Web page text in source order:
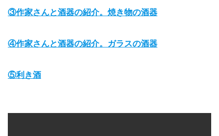
③作家さんと酒器の紹介。焼き物の酒器
④作家さんと酒器の紹介。ガラスの酒器
⑤利き酒